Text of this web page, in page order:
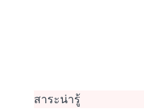
สาระน่ารู้